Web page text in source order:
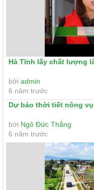
Hà Tĩnh lấy chất lượng
bởi admin
6 năm trước
Dự báo thời tiết nông vụ
bởi Ngô Đức Thắng
6 năm trước